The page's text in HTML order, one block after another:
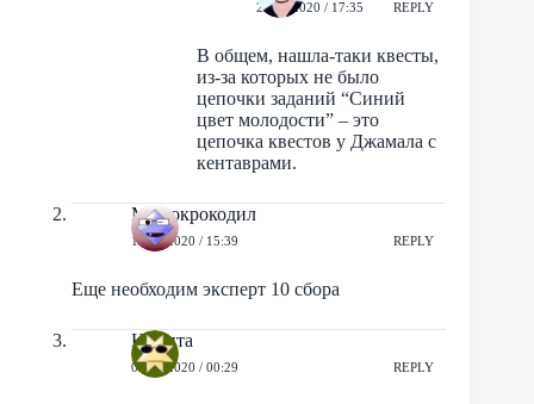
25/08/2020 / 17:35 REPLY
В общем, нашла-таки квесты,
из-за которых не было
цепочки заданий “Синий
цвет молодости” – это
цепочка квестов у Джамала с
кентаврами.
Мимокрокодил
15/03/2020 / 15:39 REPLY
Еще необходим эксперт 10 сбора
Никита
01/10/2020 / 00:29 REPLY